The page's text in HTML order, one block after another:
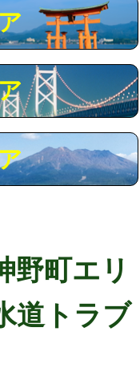
現場見積
野町エリ
道トラブ